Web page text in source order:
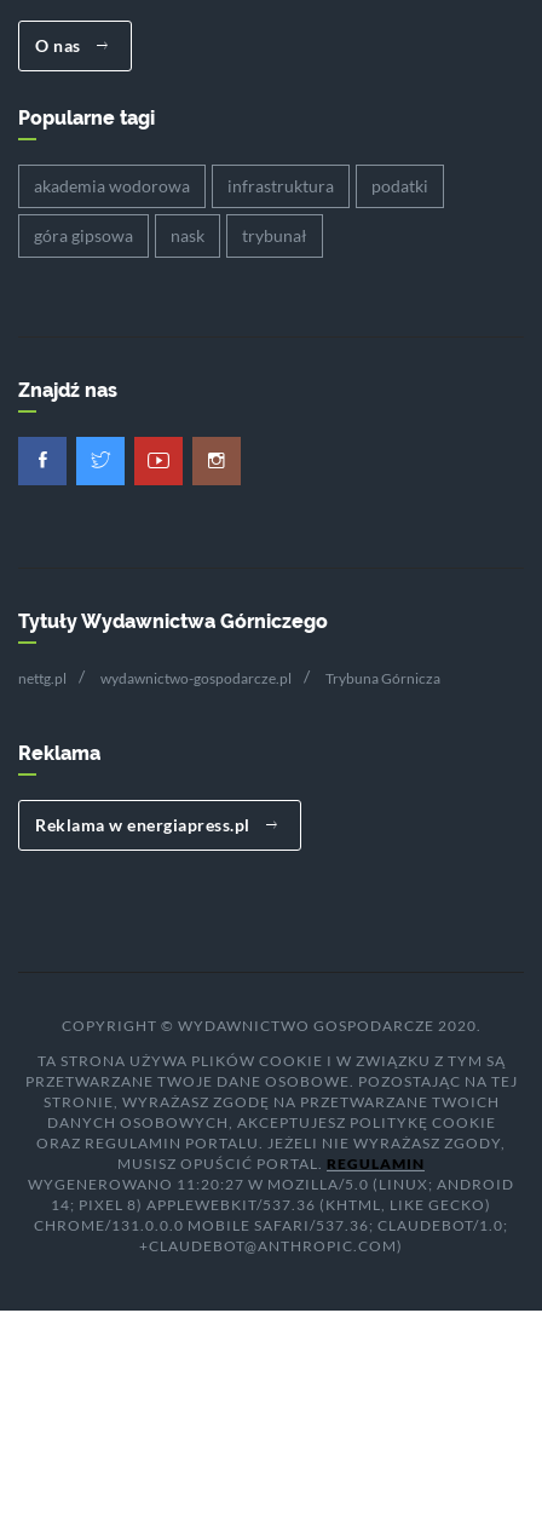
O nas
Popularne tagi
akademia wodorowa infrastruktura podatki
góra gipsowa nask trybunał
Znajdź nas
Tytuły Wydawnictwa Górniczego
nettg.pl wydawnictwo-gospodarcze.pl Trybuna Górnicza
Reklama
Reklama w energiapress.pl
COPYRIGHT © WYDAWNICTWO GOSPODARCZE 2020.
TA STRONA UŻYWA PLIKÓW COOKIE I W ZWIĄZKU Z TYM SĄ
PRZETWARZANE TWOJE DANE OSOBOWE. POZOSTAJĄC NA TEJ
STRONIE, WYRAŻASZ ZGODĘ NA PRZETWARZANE TWOICH
DANYCH OSOBOWYCH, AKCEPTUJESZ POLITYKĘ COOKIE
ORAZ REGULAMIN PORTALU. JEŻELI NIE WYRAŻASZ ZGODY,
MUSISZ OPUŚCIĆ PORTAL. REGULAMIN
WYGENEROWANO 11:20:27 W MOZILLA/5.0 (LINUX; ANDROID
14; PIXEL 8) APPLEWEBKIT/537.36 (KHTML, LIKE GECKO)
CHROME/131.0.0.0 MOBILE SAFARI/537.36; CLAUDEBOT/1.0;
+CLAUDEBOT@ANTHROPIC.COM)